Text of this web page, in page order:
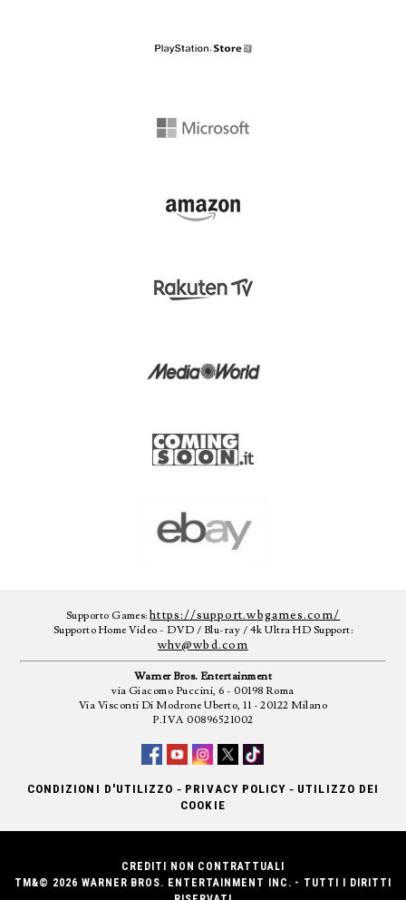
Supporto Games:https://support.wbgames.com/
Supporto Home Video - DVD / Blu-ray / 4k Ultra HD Support:
whv@wbd.com
Warner Bros. Entertainment
via Giacomo Puccini, 6 - 00198 Roma
Via Visconti Di Modrone Uberto, 11 - 20122 Milano
P.IVA 00896521002
CONDIZIONI D'UTILIZZO - PRIVACY POLICY - UTILIZZO DEI
COOKIE
CREDITI NON CONTRATTUALI
TM&© 2026 WARNER BROS. ENTERTAINMENT INC. - TUTTI I DIRITTI